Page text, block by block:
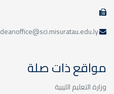
deanoffice@sci.misuratau.edu.ly
مواقع ذات صلة
وزارة التعليم الليبية